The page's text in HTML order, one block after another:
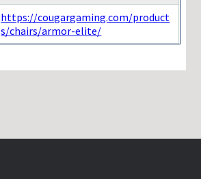
https://cougargaming.com/product
s/chairs/armor-elite/